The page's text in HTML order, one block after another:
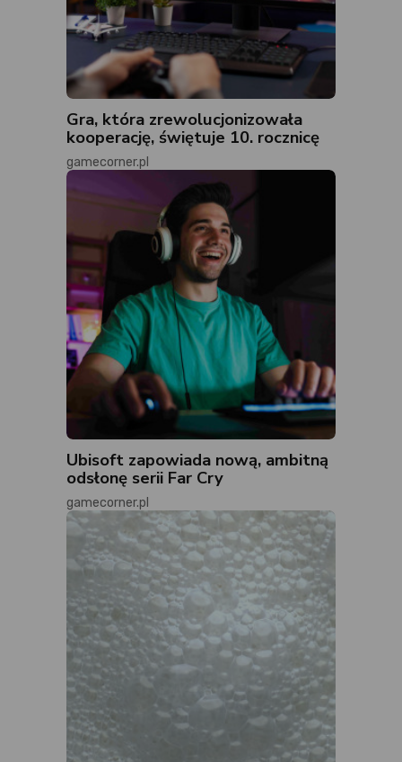
Gra, która zrewolucjonizowała
kooperację, świętuje 10. rocznicę
gamecorner.pl
Ubisoft zapowiada nową, ambitną
odsłonę serii Far Cry
gamecorner.pl